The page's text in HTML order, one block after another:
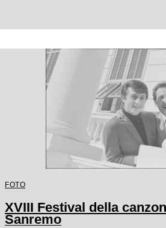
FOTO
XVIII Festival della
Sanremo